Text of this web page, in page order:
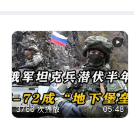
3766 次播放 05:48